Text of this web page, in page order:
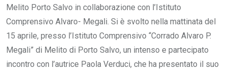
Melito Porto Salvo in collaborazione con l’Istituto
Comprensivo Alvaro- Megali. Si è svolto nella mattinata del
15 aprile, presso l’Istituto Comprensivo “Corrado Alvaro P.
Megali” di Melito di Porto Salvo, un intenso e partecipato
incontro con l’autrice Paola Verduci, che ha presentato il suo